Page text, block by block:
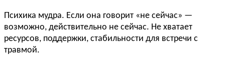
Психика мудра. Если она говорит «не сейчас» —
возможно, действительно не сейчас. Не хватает
ресурсов, поддержки, стабильности для встречи с
травмой.